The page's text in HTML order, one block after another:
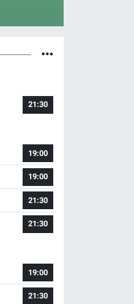
21:30
19:00
19:00
21:30
21:30
19:00
21:30